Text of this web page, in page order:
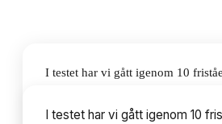
I testet har vi gått igenom 10
I testet har vi gått igenom 10